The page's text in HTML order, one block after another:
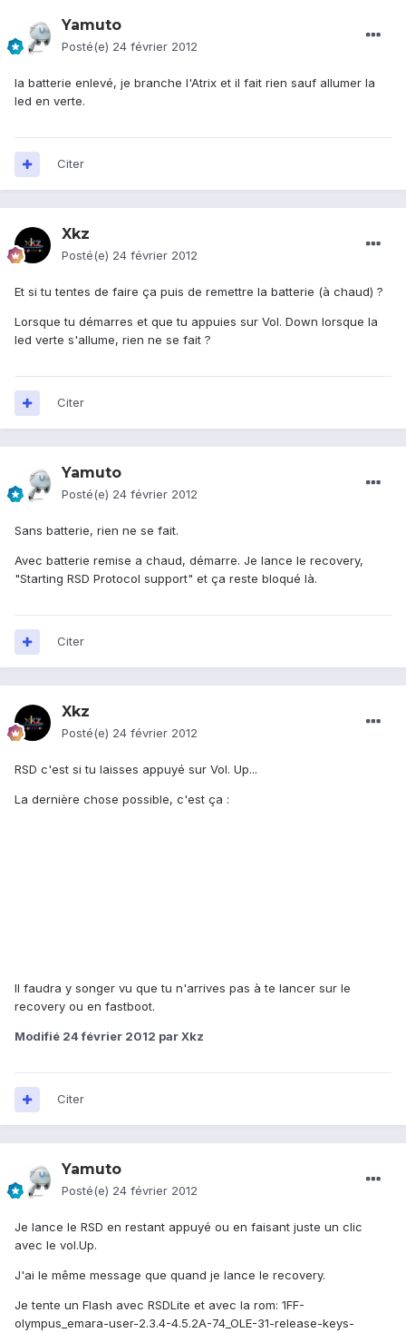
Yamuto
Posté(e) 24 février 2012
la batterie enlevé, je branche l'Atrix et il fait rien sauf allumer la
led en verte.
Citer
Xkz
Posté(e) 24 février 2012
Et si tu tentes de faire ça puis de remettre la batterie (à chaud) ?
Lorsque tu démarres et que tu appuies sur Vol. Down lorsque la
led verte s'allume, rien ne se fait ?
Citer
Yamuto
Posté(e) 24 février 2012
Sans batterie, rien ne se fait.
Avec batterie remise a chaud, démarre. Je lance le recovery,
"Starting RSD Protocol support" et ça reste bloqué là.
Citer
Xkz
Posté(e) 24 février 2012
RSD c'est si tu laisses appuyé sur Vol. Up...
La dernière chose possible, c'est ça :
Il faudra y songer vu que tu n'arrives pas à te lancer sur le
recovery ou en fastboot.
Modifié 24 février 2012 par Xkz
Citer
Yamuto
Posté(e) 24 février 2012
Je lance le RSD en restant appuyé ou en faisant juste un clic
avec le vol.Up.
J'ai le même message que quand je lance le recovery.
Je tente un Flash avec RSDLite et avec la rom: 1FF-
olympus_emara-user-2.3.4-4.5.2A-74_OLE-31-release-keys-